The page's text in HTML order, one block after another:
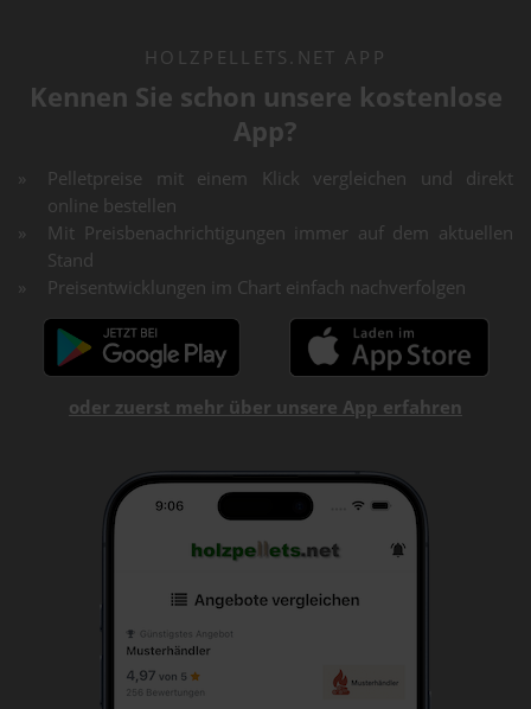
HOLZPELLETS.NET APP
Kennen Sie schon unsere kostenlose
App?
Pelletpreise mit einem Klick vergleichen und direkt
online bestellen
Mit Preisbenachrichtigungen immer auf dem aktuellen
Stand
Preisentwicklungen im Chart einfach nachverfolgen
oder zuerst mehr über unsere App erfahren